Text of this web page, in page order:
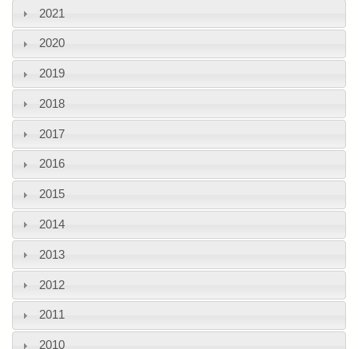
2021
2020
2019
2018
2017
2016
2015
2014
2013
2012
2011
2010